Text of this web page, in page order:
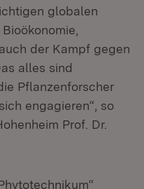
globalen
der Kampf gegen
alles sind
Pflanzenforscher
engagieren“, so
Prof. Dr.